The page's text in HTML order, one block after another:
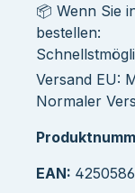
📦 Wenn Sie
bestellen:
Versand EU:
Normaler
EAN: